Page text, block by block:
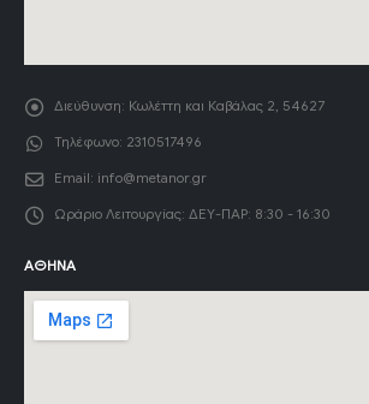
Διεύθυνση: Κωλέττη και Καβάλας 2, 54627
Τηλέφωνο: 2310517496
Email: info@metanor.gr
Ωράριο Λειτουργίας: ΔΕΥ-ΠΑΡ: 8:30 - 16:30
ΑΘΉΝΑ